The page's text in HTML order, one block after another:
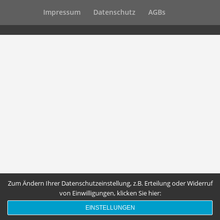
Impressum Datenschutz AGBs
Zum Ändern Ihrer Datenschutzeinstellung, z.B. Erteilung oder Widerruf
von Einwilligungen, klicken Sie hier:
EINSTELLUNGEN